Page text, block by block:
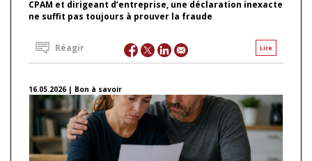
CPAM et dirigeant d’entreprise, une déclaration inexacte
ne suffit pas toujours à prouver la fraude
Lire
Réagir
16.05.2026 | Bon à savoir